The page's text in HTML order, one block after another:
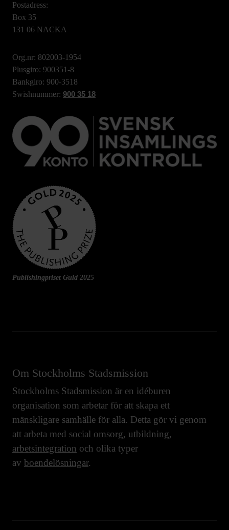
Postadress:
Box 35
131 06 NACKA
Org.nr: 802003-1954
Plusgiro: 900351-8
Bankgiro: 900-3518
Swishnummer: 900 35 18
Publishingpriset Guld 2025
Om Stockholms Stadsmission
Stockholms Stadsmission är en idéburen
organisation som arbetar för att skapa ett
mänskligare samhälle för alla. Detta gör vi genom
att arbeta med social omsorg, utbildning,
arbetsintegration och olika typer
av boendelösningar.